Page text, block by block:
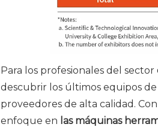
Para los profesionales del sector
descubrir los últimos equipos
proveedores de alta calidad.
enfoque en las máquinas